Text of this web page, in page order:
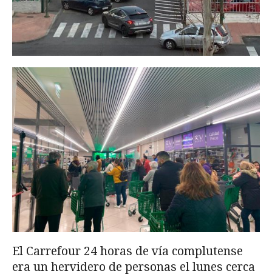
El Carrefour 24 horas de vía complutense
era un hervidero de personas el lunes cerca